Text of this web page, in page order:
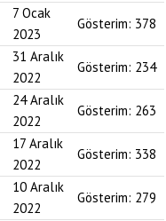
7 Ocak
2023
Gösterim: 378
31 Aralık
2022
Gösterim: 234
24 Aralık
2022
Gösterim: 263
17 Aralık
2022
Gösterim: 338
10 Aralık
2022
Gösterim: 279